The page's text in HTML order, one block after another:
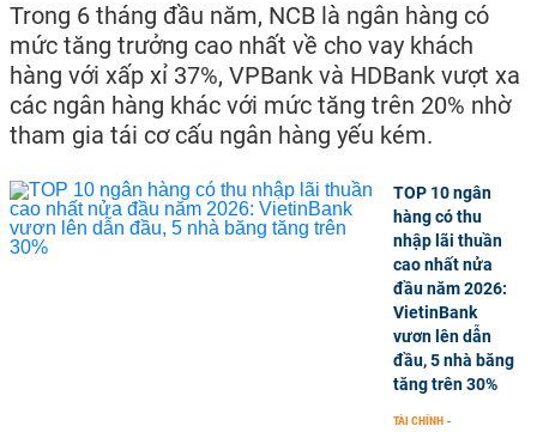
Trong 6 tháng đầu năm, NCB là ngân hàng có
mức tăng trưởng cao nhất về cho vay khách
hàng với xấp xỉ 37%, VPBank và HDBank vượt xa
các ngân hàng khác với mức tăng trên 20% nhờ
tham gia tái cơ cấu ngân hàng yếu kém.
TOP 10 ngân
hàng có thu
nhập lãi thuần
cao nhất nửa
đầu năm 2026:
VietinBank
vươn lên dẫn
đầu, 5 nhà băng
tăng trên 30%
TÀI CHÍNH -